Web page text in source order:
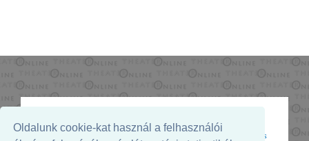
Oldalunk cookie-kat használ a felhasználói
Az oldal megjelenését támogatja: